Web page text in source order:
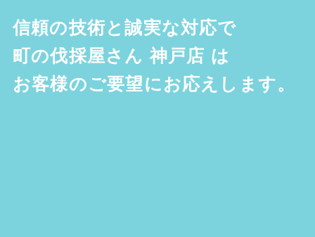
信頼の技術と誠実な対応で
町の伐採屋さん 神戸店 は
お客様のご要望にお応えします。